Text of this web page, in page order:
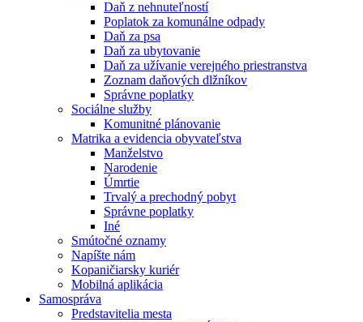
Daň z nehnuteľností
Poplatok za komunálne odpady
Daň za psa
Daň za ubytovanie
Daň za užívanie verejného priestranstva
Zoznam daňových dlžníkov
Správne poplatky
Sociálne služby
Komunitné plánovanie
Matrika a evidencia obyvateľstva
Manželstvo
Narodenie
Úmrtie
Trvalý a prechodný pobyt
Správne poplatky
Iné
Smútočné oznamy
Napíšte nám
Kopaničiarsky kuriér
Mobilná aplikácia
Samospráva
Predstavitelia mesta